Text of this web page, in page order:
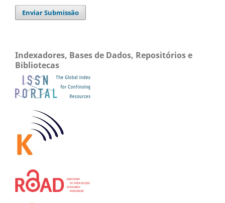
Enviar Submissão
Indexadores, Bases de Dados, Repositórios e
Bibliotecas